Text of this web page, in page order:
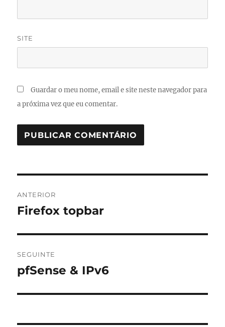
SITE
Guardar o meu nome, email e site neste navegador para
a próxima vez que eu comentar.
de
ANTERIOR
Artigo
Firefox topbar
SEGUINTE
Artigo
pfSense & IPv6